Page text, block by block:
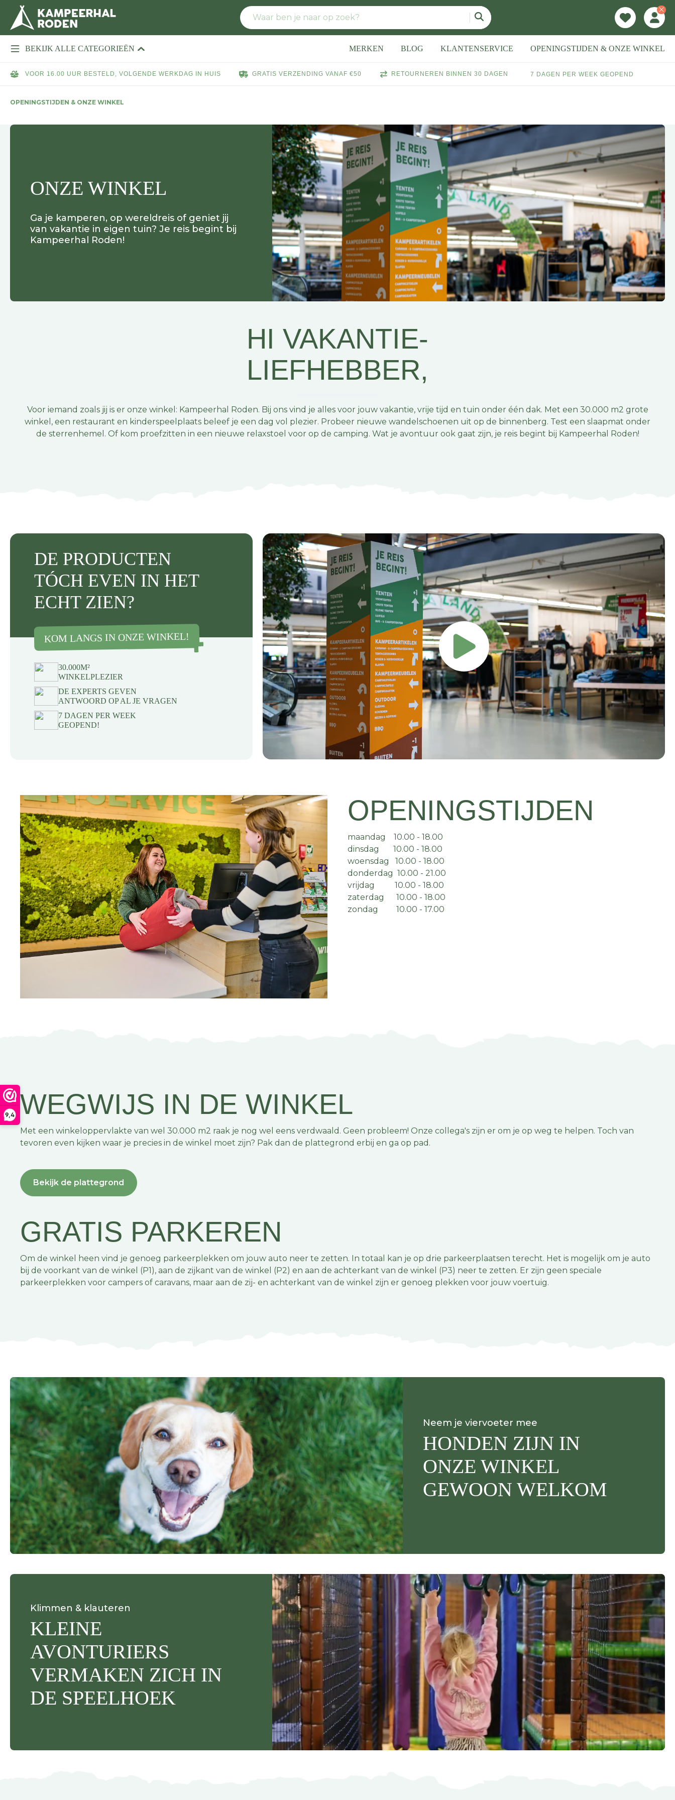
9,4
BEKIJK ALLE CATEGORIEËN MERKEN BLOG KLANTENSERVICE OPENINGSTIJDEN & ONZE WINKEL
VOOR 16.00 UUR BESTELD, VOLGENDE WERKDAG IN HUIS GRATIS VERZENDING VANAF €50 RETOURNEREN BINNEN 30 DAGEN 7 DAGEN PER WEEK GEOPEND
OPENINGSTIJDEN & ONZE WINKEL
ONZE WINKEL
Ga je kamperen, op wereldreis of geniet jij
van vakantie in eigen tuin? Je reis begint bij
Kampeerhal Roden!
HI VAKANTIE-
LIEFHEBBER,
Voor iemand zoals jij is er onze winkel: Kampeerhal Roden. Bij ons vind je alles voor jouw vakantie, vrije tijd en tuin onder één dak. Met een 30.000 m2 grote
winkel, een restaurant en kinderspeelplaats beleef je een dag vol plezier. Probeer nieuwe wandelschoenen uit op de binnenberg. Test een slaapmat onder
de sterrenhemel. Of kom proefzitten in een nieuwe relaxstoel voor op de camping. Wat je avontuur ook gaat zijn, je reis begint bij Kampeerhal Roden!
DE PRODUCTEN
TÓCH EVEN IN HET
ECHT ZIEN?
KOM LANGS IN ONZE WINKEL!
30.000M²
WINKELPLEZIER
DE EXPERTS GEVEN
ANTWOORD OP AL JE VRAGEN
7 DAGEN PER WEEK
GEOPEND!
OPENINGSTIJDEN
maandag 10.00 - 18.00
dinsdag 10.00 - 18.00
woensdag 10.00 - 18.00
donderdag 10.00 - 21.00
vrijdag 10.00 - 18.00
zaterdag 10.00 - 18.00
zondag 10.00 - 17.00
WEGWIJS IN DE WINKEL
Met een winkeloppervlakte van wel 30.000 m2 raak je nog wel eens verdwaald. Geen probleem! Onze collega's zijn er om je op weg te helpen. Toch van
tevoren even kijken waar je precies in de winkel moet zijn? Pak dan de plattegrond erbij en ga op pad.
Bekijk de plattegrond
GRATIS PARKEREN
Om de winkel heen vind je genoeg parkeerplekken om jouw auto neer te zetten. In totaal kan je op drie parkeerplaatsen terecht. Het is mogelijk om je auto
bij de voorkant van de winkel (P1), aan de zijkant van de winkel (P2) en aan de achterkant van de winkel (P3) neer te zetten. Er zijn geen speciale
parkeerplekken voor campers of caravans, maar aan de zij- en achterkant van de winkel zijn er genoeg plekken voor jouw voertuig.
Neem je viervoeter mee
HONDEN ZIJN IN
ONZE WINKEL
GEWOON WELKOM
Klimmen & klauteren
KLEINE
AVONTURIERS
VERMAKEN ZICH IN
DE SPEELHOEK